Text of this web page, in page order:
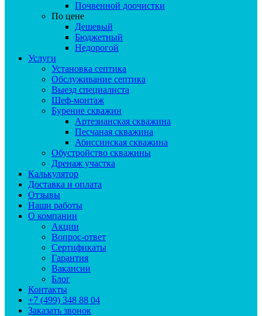
Почвенной доочистки
По цене
Дешевый
Бюджетный
Недорогой
Услуги
Установка септика
Обслуживание септика
Выезд специалиста
Шеф-монтаж
Бурение скважин
Артезианская скважина
Песчаная скважина
Абиссинская скважина
Обустройство скважины
Дренаж участка
Калькулятор
Доставка и оплата
Отзывы
Наши работы
О компании
Акции
Вопрос-ответ
Сертификаты
Гарантия
Вакансии
Блог
Контакты
+7 (499) 348 88 04
Заказать звонок